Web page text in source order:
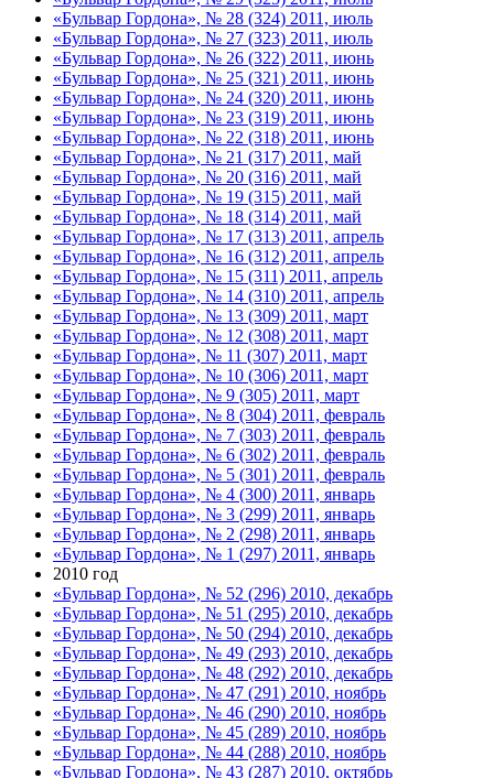
«Бульвар Гордона», № 28 (324) 2011, июль
«Бульвар Гордона», № 27 (323) 2011, июль
«Бульвар Гордона», № 26 (322) 2011, июнь
«Бульвар Гордона», № 25 (321) 2011, июнь
«Бульвар Гордона», № 24 (320) 2011, июнь
«Бульвар Гордона», № 23 (319) 2011, июнь
«Бульвар Гордона», № 22 (318) 2011, июнь
«Бульвар Гордона», № 21 (317) 2011, май
«Бульвар Гордона», № 20 (316) 2011, май
«Бульвар Гордона», № 19 (315) 2011, май
«Бульвар Гордона», № 18 (314) 2011, май
«Бульвар Гордона», № 17 (313) 2011, апрель
«Бульвар Гордона», № 16 (312) 2011, апрель
«Бульвар Гордона», № 15 (311) 2011, апрель
«Бульвар Гордона», № 14 (310) 2011, апрель
«Бульвар Гордона», № 13 (309) 2011, март
«Бульвар Гордона», № 12 (308) 2011, март
«Бульвар Гордона», № 11 (307) 2011, март
«Бульвар Гордона», № 10 (306) 2011, март
«Бульвар Гордона», № 9 (305) 2011, март
«Бульвар Гордона», № 8 (304) 2011, февраль
«Бульвар Гордона», № 7 (303) 2011, февраль
«Бульвар Гордона», № 6 (302) 2011, февраль
«Бульвар Гордона», № 5 (301) 2011, февраль
«Бульвар Гордона», № 4 (300) 2011, январь
«Бульвар Гордона», № 3 (299) 2011, январь
«Бульвар Гордона», № 2 (298) 2011, январь
«Бульвар Гордона», № 1 (297) 2011, январь
2010 год
«Бульвар Гордона», № 52 (296) 2010, декабрь
«Бульвар Гордона», № 51 (295) 2010, декабрь
«Бульвар Гордона», № 50 (294) 2010, декабрь
«Бульвар Гордона», № 49 (293) 2010, декабрь
«Бульвар Гордона», № 48 (292) 2010, декабрь
«Бульвар Гордона», № 47 (291) 2010, ноябрь
«Бульвар Гордона», № 46 (290) 2010, ноябрь
«Бульвар Гордона», № 45 (289) 2010, ноябрь
«Бульвар Гордона», № 44 (288) 2010, ноябрь
«Бульвар Гордона», № 43 (287) 2010, октябрь